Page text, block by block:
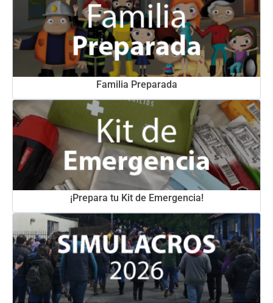
Familia Preparada
¡Prepara tu Kit de Emergencia!